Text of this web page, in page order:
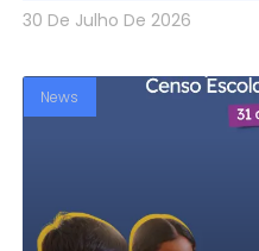
30 De Julho De 2026
News